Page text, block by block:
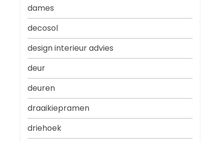
dames
decosol
design interieur advies
deur
deuren
draaikiepramen
driehoek